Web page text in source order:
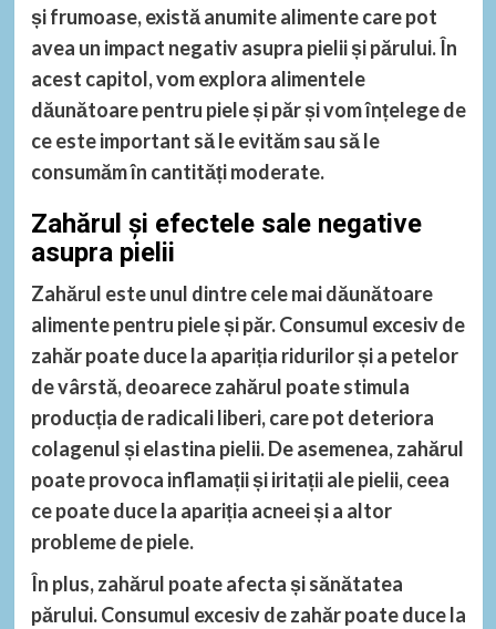
și frumoase, există anumite alimente care pot
avea un impact negativ asupra pielii și părului. În
acest capitol, vom explora alimentele
dăunătoare pentru piele și păr și vom înțelege de
ce este important să le evităm sau să le
consumăm în cantități moderate.
Zahărul și efectele sale negative
asupra pielii
Zahărul este unul dintre cele mai dăunătoare
alimente pentru piele și păr. Consumul excesiv de
zahăr poate duce la apariția ridurilor și a petelor
de vârstă, deoarece zahărul poate stimula
producția de radicali liberi, care pot deteriora
colagenul și elastina pielii. De asemenea, zahărul
poate provoca inflamații și iritații ale pielii, ceea
ce poate duce la apariția acneei și a altor
probleme de piele.
În plus, zahărul poate afecta și sănătatea
părului. Consumul excesiv de zahăr poate duce la